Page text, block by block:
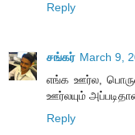
Reply
சங்கர் March 9,
எங்க ஊர்ல,
ஊர்லயும்
Reply